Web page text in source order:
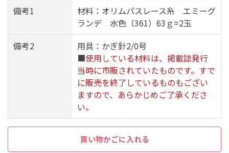
備考1
材料：オリムパスレース糸 エミーグ
ランデ 水色（361）63ｇ=2玉
備考2
用具：かぎ針2/0号
■使用している材料は、掲載誌発行
当時に市販されていたものです。すで
に販売を終了しているものもござい
ますので、あらかじめご了承くださ
い。
買い物かごに入れる